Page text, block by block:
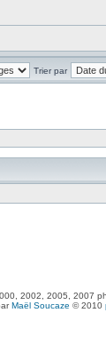
Trier par
2002, 2005, 2007
Maël Soucaze © 2010